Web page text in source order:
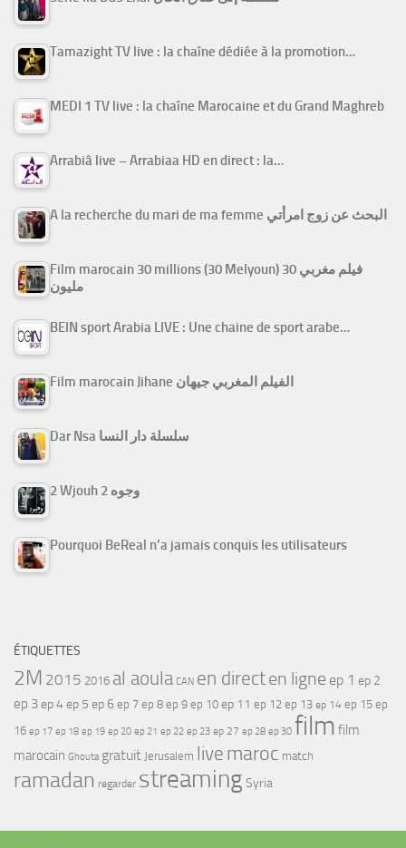
Tamazight TV live : la chaîne dédiée à la promotion…
MEDI 1 TV live : la chaîne Marocaine et du Grand Maghreb
Arrabiâ live – Arrabiaa HD en direct : la…
A la recherche du mari de ma femme البحث عن زوج امرأتي
Film marocain 30 millions (30 Melyoun) فيلم مغربي 30
مليون
BEIN sport Arabia LIVE : Une chaine de sport arabe…
Film marocain Jihane الفيلم المغربي جيهان
Dar Nsa سلسلة دار النسا
2 Wjouh 2 وجوه
Pourquoi BeReal n’a jamais conquis les utilisateurs
ÉTIQUETTES
2M 2015 2016 al aoula CAN en directen ligne ep 1 ep 2
ep 3ep 4ep 5 ep 6 ep 7 ep 8 ep 9 ep 10 ep 11 ep 12 ep 13 ep 14 ep 15 ep
16 ep 17 ep 18 ep 19 ep 20 ep 21 ep 22 ep 23 ep 27 ep 28 ep 30 film film
marocain Ghouta gratuit Jerusalem live maroc match
ramadan regarder streamingSyria